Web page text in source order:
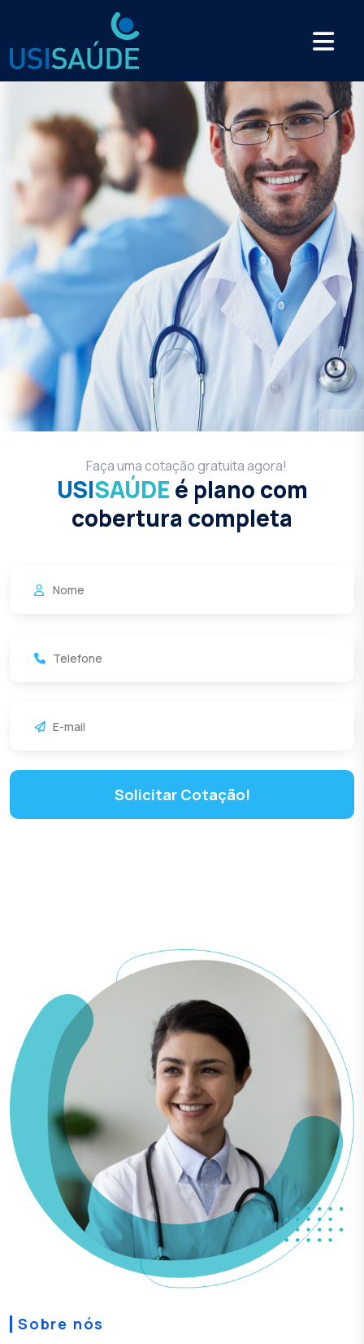
Faça uma cotação gratuita agora!
USISAÚDE é plano com
cobertura completa
Solicitar Cotação!
Sobre nós